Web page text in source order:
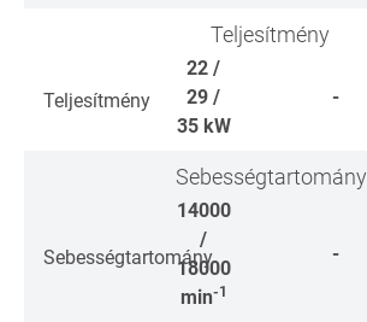
Teljesítmény
Teljesítmény
22 /
29 /
35 kW
-
Sebességtartomány
Sebességtartomány
14000
/
18000
min-1
-